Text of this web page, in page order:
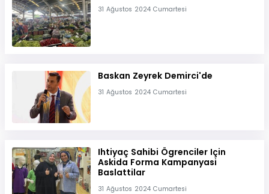
31 Ağustos 2024 Cumartesi
Baskan Zeyrek Demirci'de
31 Ağustos 2024 Cumartesi
Ihtiyaç Sahibi Ögrenciler Için
Askida Forma Kampanyasi
Baslattilar
31 Ağustos 2024 Cumartesi